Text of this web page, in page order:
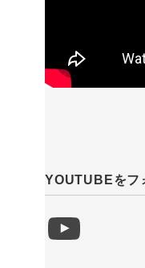
YOUTUBEをフ
YouTube